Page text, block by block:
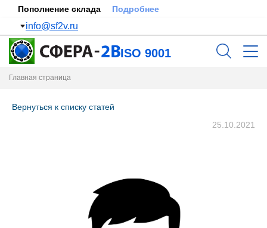
Пополнение склада Подробнее
info@sf2v.ru
ISO 9001
Главная страница
Вернуться к списку статей
25.10.2021